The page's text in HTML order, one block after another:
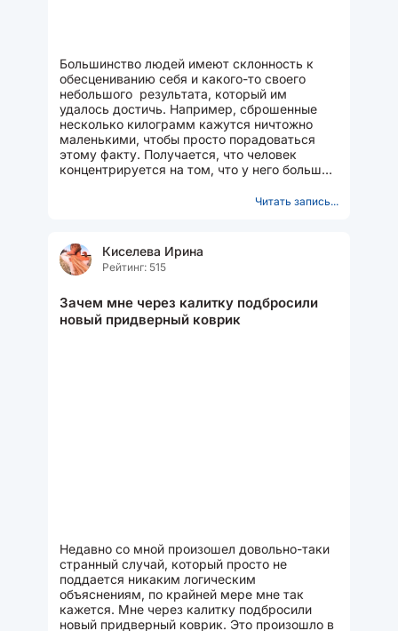
Большинство людей имеют склонность к
обесцениванию себя и какого-то своего
небольшого результата, который им
удалось достичь. Например, сброшенные
несколько килограмм кажутся ничтожно
маленькими, чтобы просто порадоваться
этому факту. Получается, что человек
концентрируется на том, что у него большой
Читать запись...
Киселева Ирина
Рейтинг: 515
Зачем мне через калитку подбросили
новый придверный коврик
Недавно со мной произошел довольно-таки
странный случай, который просто не
поддается никаким логическим
объяснениям, по крайней мере мне так
кажется. Мне через калитку подбросили
новый придверный коврик. Это произошло в